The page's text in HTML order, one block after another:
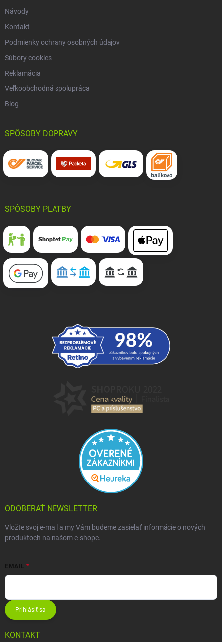
Návody
Kontakt
Podmienky ochrany osobných údajov
Súbory cookies
Reklamácia
Veľkoobchodná spolupráca
Blog
SPÔSOBY DOPRAVY
SPÔSOBY PLATBY
ODOBERAŤ NEWSLETTER
Vložte svoj e-mail a my Vám budeme zasielať informácie o nových
produktoch na našom e-shope.
EMAIL
Prihlásiť sa
KONTAKT